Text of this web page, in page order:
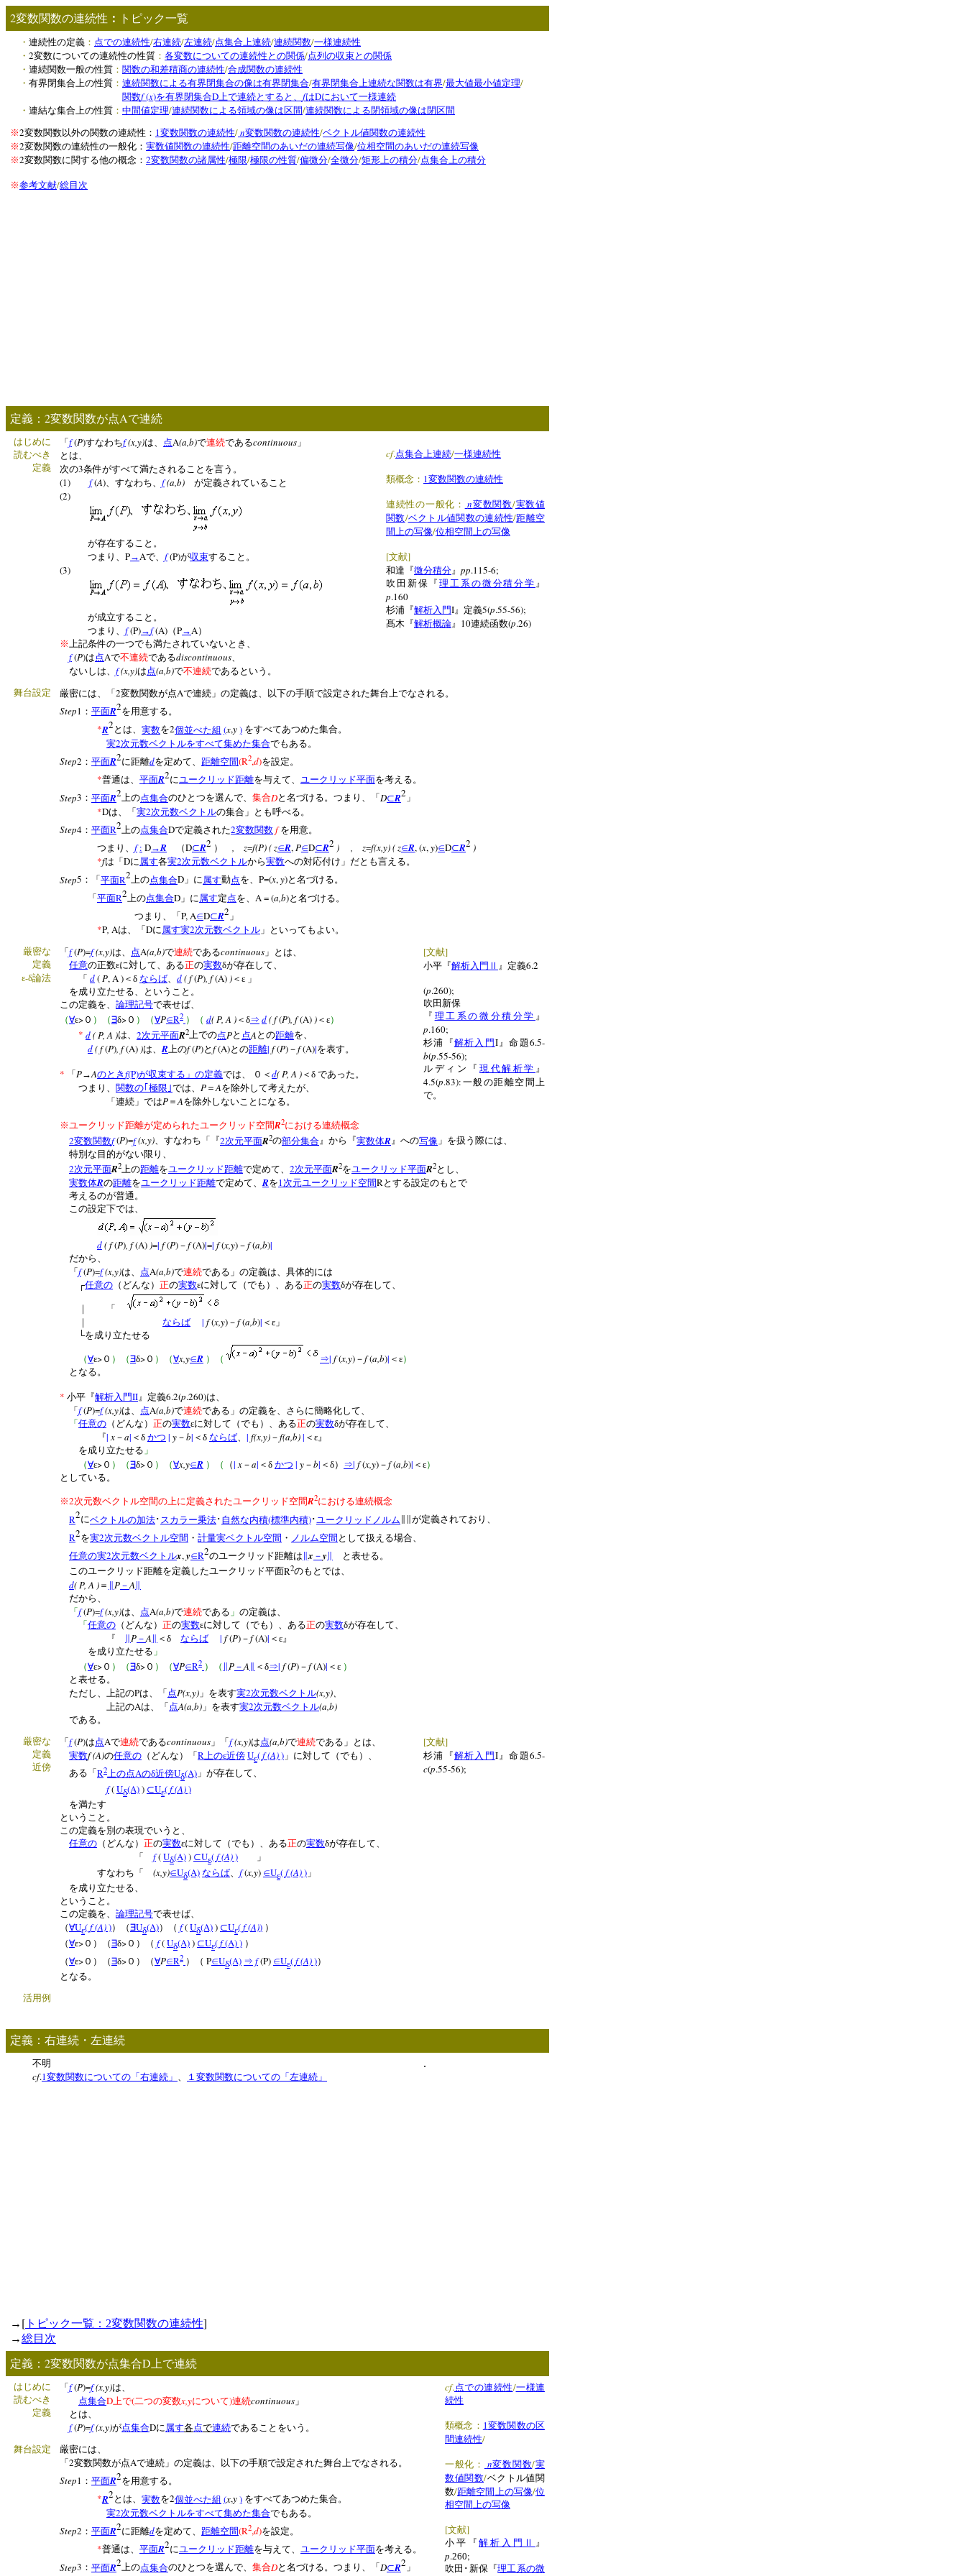
2変数関数の連続性 ： トピック一覧
・ 連続性の定義 ： 点での連続性/右連続/左連続/点集合上連続/連続関数/一様連続性
・ 2変数についての連続性の性質 ： 各変数についての連続性との関係/点列の収束との関係
・ 連続関数一般の性質 ： 関数の和差積商の連続性/合成関数の連続性
・ 有界閉集合上の性質 ： 連続関数による有界閉集合の像は有界閉集合/有界閉集合上連続な関数は有界/最大値最小値定理/
関数f(x)を有界閉集合D上で連続とすると、 fはDにおいて一様連続
・ 連結な集合上の性質 ： 中間値定理/連続関数による領域の像は区間/連続関数による閉領域の像は閉区間
※2変数関数以外の関数の連続性： 1変数関数の連続性/n変数関数の連続性/ベクトル値関数の連続性
※2変数関数の連続性の一般化： 実数値関数の連続性/距離空間のあいだの連続写像/位相空間のあいだの連続写像
※2変数関数に関する他の概念： 2変数関数の諸属性/極限/極限の性質/偏微分/全微分/矩形上の積分/点集合上の積分
※参考文献/総目次
定義： 2変数関数が点Aで連続
はじめに
読むべき
定義
「 f(P)すなわちf(x,y)は、 点A(a,b)で連続であるcontinuous 」
とは、
次の3条件がすべて満たされることを言う。
(1) f(A)、すなわち、 f(a,b) が定義されていること
(2)
が存在すること。
つまり、 P→Aで、 f(P)が収束すること。
(3)
が成立すること。
つまり、 f(P)→f(A) （P→A）
※上記条件の一つでも満たされていないとき、
f(P)は点Aで不連続であるdiscontinuous、
ないしは、 f(x,y)は点(a,b)で不連続であるという。
cf.点集合上連続/一様連続性
類概念： 1変数関数の連続性
連続性の一般化： n変数関数/実数値
関数/ベクトル値関数の連続性/距離空
間上の写像/位相空間上の写像
[文献]
和達『微分積分』 pp.115-6;
吹田新保『理工系の微分積分学 』
p.160
杉浦『解析入門I』定義5(p.55-56);
髙木『解析概論』 10連続函数(p.26)
舞台設定 厳密には、「 2変数関数が点Aで連続」の定義は、以下の手順で設定された舞台上でなされる。
Step1 ： 平面R2を用意する。
*R2 とは、 実数を2個並べた組 (x,y) をすべてあつめた集合。
実2次元数ベクトルをすべて集めた集合でもある。
Step2 ： 平面R2に距離dを定めて、 距離空間(R2,d)を設定。
*普通は、 平面R2にユークリッド距離を与えて、 ユークリッド平面を考える。
Step3 ： 平面R2上の点集合のひとつを選んで、 集合Dと名づける。つまり、「 D⊂R2 」
*Dは、「実2次元数ベクトルの集合」とも呼べる。
Step4 ： 平面R2 上の点集合Dで定義された2変数関数 f を用意。
つまり、 f : D→R （D⊂R2 ） , z=f(P) ( z∈R,P∈D⊂R2 ) , z=f(x,y) ( z∈R,(x,y)∈D⊂R2 )
*fは「 Dに属す各実2次元数ベクトルから実数への対応付け」だとも言える。
Step5 ：「 平面R2上の点集合D 」に 属す動点を、 P=(x,y)と名づける。
「 平面R2 上の点集合D 」に 属す定 点を、 A = (a,b)と名づける。
つまり、「 P, A∈D⊂R2 」
*P, Aは、「 Dに属す実2次元数ベクトル 」といってもよい。
厳密な
定義
ε-δ論法
「 f(P)=f(x,y)は、 点A(a,b)で連続であるcontinuous 」とは、
任意の正数εに対して、ある正の実数δが存在して、
「 d(P, A ) ＜δ ならば、 d( f(P), f(A) ) ＜ε 」
を成り立たせる、ということ。
この定義を、 論理記号で表せば、
（∀ε> ０ ）（∃δ> ０ ）（∀P∈R2 ）（ d( P, A ) ＜δ⇒ d( f(P), f(A) ) ＜ε）
* d( P, A )は、 2次元平面R2上での点Pと 点A との距離を、
d( f(P), f(A) )は、 R 上のf(P)と f(A)との距離| f(P) － f(A)|を表す。
* 「P→Aのとき f(P)が収束する」の定義では、 ０＜ d( P, A ) ＜δ であった。
つまり、 関数の｢極限｣では、 P ＝ Aを除外して考えたが、
「連続」ではP ＝ Aを除外しないことになる。
[文献]
小平『解析入門Ⅱ 』定義6.2
(p.260);
吹田新保
『 理工系の微分積分学 』
p.160;
杉浦『解析入門 I』命題6.5-
b(p.55-56);
ルディン『 現代解析学 』
4.5(p.83): 一般の距離空間上
で。
※ユークリッド距離が定められたユークリッド空間R2における連続概念
2変数関数f(P)=f(x,y)、すなわち「『2次元平面R2の部分集合』から『実数体R』への写像 」を扱う際には、
特別な目的がない限り、
2次元平面R2 上の距離をユークリッド距離で定めて、 2次元平面R2をユークリッド平面R2とし、
実数体Rの距離をユークリッド距離で定めて、 Rを1次元ユークリッド空間Rとする設定のもとで
考えるのが普通。
この設定下では、
d( f(P), f(A) )=| f(P) － f(A)|=| f(x,y) － f(a,b)|
だから、
「 f(P)=f(x,y)は、 点A(a,b)で連続である」の定義は、具体的には
┌任意の （どんな） 正の実数εに対して（でも）、ある正の実数δが存在して、
｜ 「
｜ ならば | f(x,y) － f(a,b)| ＜ε」
└を成り立たせる
（∀ε> ０ ）（∃δ> ０ ）（∀x,y∈R ）（ ⇒| f(x,y) － f(a,b)| ＜ε）
となる。
* 小平『解析入門II 』定義6.2(p.260)は、
「 f(P)=f(x,y)は、 点A(a,b)で連続である」の定義を、さらに簡略化して、
「 任意の （どんな） 正の実数εに対して（でも）、ある正の実数δが存在して、
『|x － a| ＜δ かつ | y － b| ＜δ ならば | f(x,y) － f(a,b)| ＜ε』
を成り立たせる 」
（∀ε> ０ ）（∃δ> ０ ）（∀x,y∈R ）（ （|x － a| ＜δ かつ | y － b| ＜δ） ⇒| f(x,y) － f(a,b)| ＜ε）
としている。
※2次元数ベクトル空間の上に定義されたユークリッド空間R2における連続概念
R2にベクトルの加法･ スカラー乗法･ 自然な内積(標準内積)･ ユークリッドノルム ∥∥が定義されており、
R2を実2次元数ベクトル空間 ・ 計量実ベクトル空間 ・ ノルム空間 として扱える場合、
任意の実2次元数ベクトルx,y∈R2のユークリッド距離は ∥x － y
と表せる。
このユークリッド距離を定義したユークリッド平面R2のもとでは、
d( P, A ) ＝ ∥P － A ∥
だから、
「f(P)=f(x,y)は、 点A(a,b)で連続である 」 の定義は、
「任意の （どんな） 正の実数εに対して（でも）、ある正の実数δが存在して、
『
∥P － A ∥ ＜δ ならば | f(P) － f(A)| ＜ε』
を成り立たせる 」
（∀ε> ０ ）（∃δ> ０ ）（∀P∈R2 ）（ P － A ＜δ⇒| f(P) － f(A)| ＜ε ）
と表せる。
ただし、上記のPは、「 点P(x,y) 」を表す実2次元数ベクトル(x,y)
上記のAは、「 点A(a,b) 」を表す実2次元数ベクトル(a,b)
である。
厳密な
定義
近傍
「 f(P)は点Aで連続であるcontinuous 」「 f(x,y)は点(a,b)で連続である」とは、
実数f (A)の任意の （どんな）「 R上のε近傍 Uε(f (A)) 」に対して（でも）、
ある「 R2 上の点Aのδ近傍Uδ(A) 」が存在して、
f(Uδ(A)) ⊂Uε(f (A))
を満たす
ということ。
この定義を別の表現でいうと、
任意の （どんな） 正の実数εに対して（でも）、ある正の実数δが存在して、
「 f(Uδ(A)) ⊂Uε(f (A)) 」
すなわち「 (x,y)∈Uδ(A) ならば、 f(x,y) ∈Uε(f (A)) 」
を成り立たせる、
ということ。
この定義を、 論理記号で表せば、
（∀Uε(f (A))）（∃Uδ(A)）（ f(Uδ(A)) ⊂Uε(f (A)) ）
（∀ε> ０）（∃δ> ０）（ f(Uδ(A)) ⊂Uε(f(A) ) ）
（∀ε> ０）（∃δ> ０）（∀P∈R2 ）（ P∈Uδ(A) ⇒ f(P) ∈Uε(f (A))）
となる。
[文献]
杉浦『解析入門 I』命題6.5-
c(p.55-56);
活用例
定義：右連続・左連続
不明
cf.1変数関数についての「右連続」 、 １変数関数についての「左連続」
.
→ [ トピック一覧： 2変数関数の連続性]
→総目次
定義： 2変数関数が点集合D 上で連続
はじめに
読むべき
定義
「 f(P)=f(x,y)は、
点集合D上で(二つの変数x,yについて)連続continuous 」
とは、
f(P)=f(x,y)が点集合Dに属す各点で連続であることをいう。
cf.点での連続性/一様連
続性
類概念： 1変数関数の区
間連続性/
一般化： n変数関数/実
数値関数/ベクトル値関
数/距離空間上の写像/位
相空間上の写像
[文献]
小平『解析入門Ⅱ 』
p.260;
吹田･新保『理工系の微
舞台設定
厳密には、
「 2変数関数が点Aで連続」の定義は、以下の手順で設定された舞台上でなされる。
Step1 ： 平面R2を用意する。
*R2 とは、 実数を2個並べた組 (x,y) をすべてあつめた集合。
実2次元数ベクトルをすべて集めた集合でもある。
Step2 ： 平面R2に距離dを定めて、 距離空間(R2,d)を設定。
*普通は、 平面R2にユークリッド距離を与えて、 ユークリッド平面を考える。
Step3 ： 平面R2上の点集合のひとつを選んで、 集合Dと名づける。つまり、「 D⊂R2 」